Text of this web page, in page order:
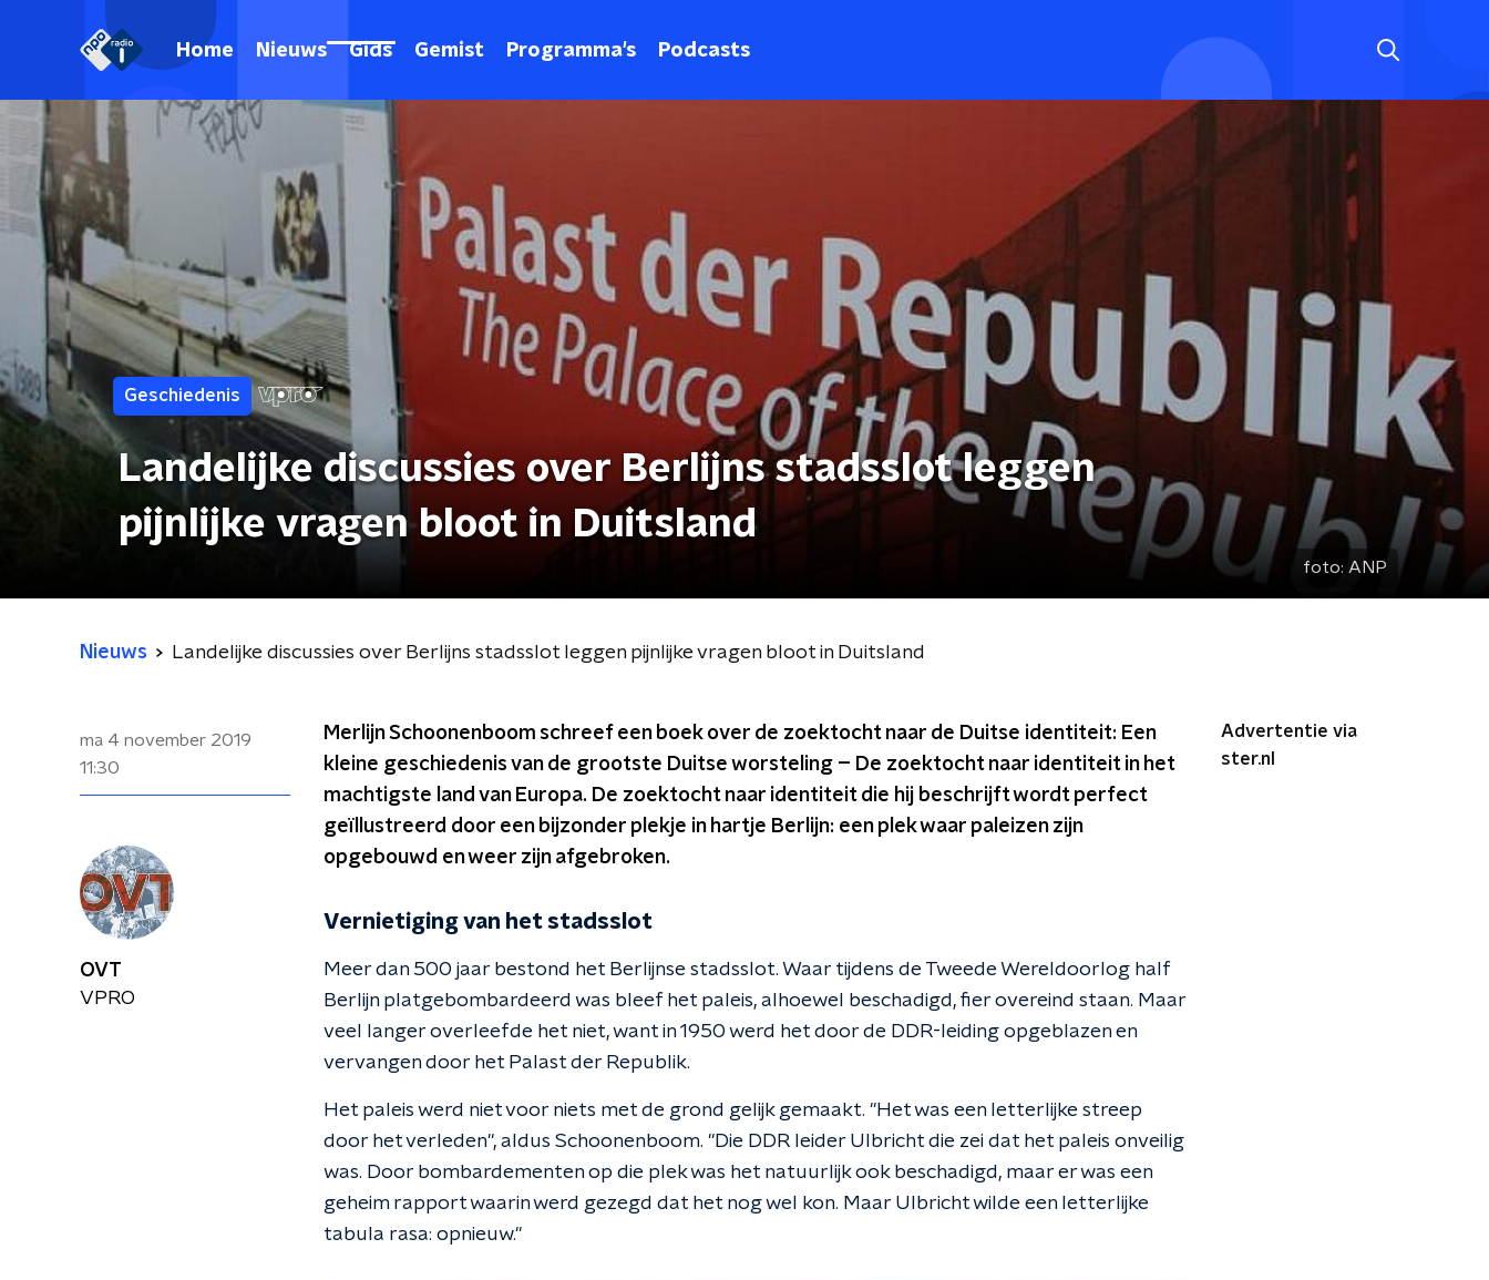
Home Nieuws Gids Gemist Programma's Podcasts
Geschiedenis
Landelijke discussies over Berlijns stadsslot leggen
pijnlijke vragen bloot in Duitsland
foto: ANP
Nieuws Landelijke discussies over Berlijns stadsslot leggen pijnlijke vragen bloot in Duitsland
ma 4 november 2019
11:30
Merlijn Schoonenboom schreef een boek over de zoektocht naar de Duitse identiteit: Een
kleine geschiedenis van de grootste Duitse worsteling – De zoektocht naar identiteit in het
machtigste land van Europa. De zoektocht naar identiteit die hij beschrijft wordt perfect
geïllustreerd door een bijzonder plekje in hartje Berlijn: een plek waar paleizen zijn
opgebouwd en weer zijn afgebroken.
Vernietiging van het stadsslot
Meer dan 500 jaar bestond het Berlijnse stadsslot. Waar tijdens de Tweede Wereldoorlog half
Berlijn platgebombardeerd was bleef het paleis, alhoewel beschadigd, fier overeind staan. Maar
veel langer overleefde het niet, want in 1950 werd het door de DDR-leiding opgeblazen en
vervangen door het Palast der Republik.
Het paleis werd niet voor niets met de grond gelijk gemaakt. "Het was een letterlijke streep
door het verleden", aldus Schoonenboom. "Die DDR leider Ulbricht die zei dat het paleis onveilig
was. Door bombardementen op die plek was het natuurlijk ook beschadigd, maar er was een
geheim rapport waarin werd gezegd dat het nog wel kon. Maar Ulbricht wilde een letterlijke
tabula rasa: opnieuw."
Advertentie via
ster.nl
OVT
VPRO